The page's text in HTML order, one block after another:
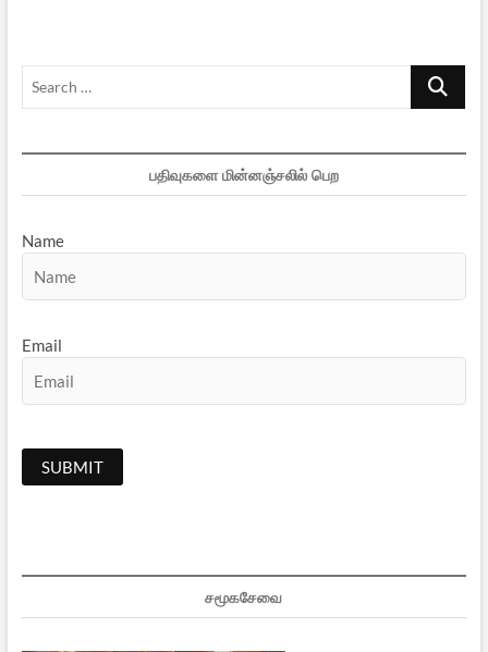
Search
பதிவுகளை மின்னஞ்சலில் பெற
Name
Email
சமூகசேவை